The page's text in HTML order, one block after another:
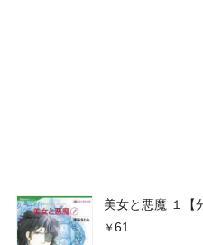
美女と悪魔 １【
61